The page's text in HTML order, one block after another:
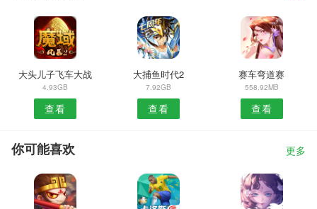
大头儿子飞车大战
4.93GB
查看
大捕鱼时代2
7.92GB
查看
赛车弯道赛
558.92MB
查看
你可能喜欢 更多